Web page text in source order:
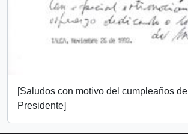
[Saludos con motivo del cumpleaños del
Presidente]